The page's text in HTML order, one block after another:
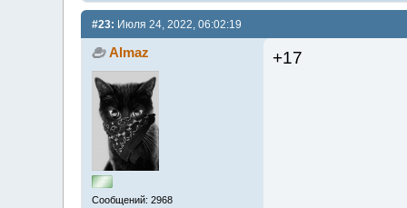
#23: Июля 24, 2022, 06:02:19
Almaz
Сообщений: 2968
+17